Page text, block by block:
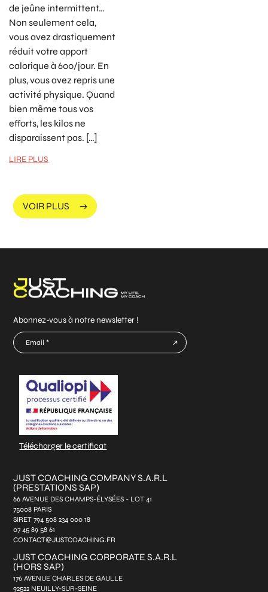
de jeûne intermittent…
Non seulement cela,
vous avez drastiquement
réduit votre apport
calorique à 600/jour. En
plus, vous avez repris une
activité physique. Quand
bien même tous vos
efforts, les kilos ne
disparaissent pas. […]
LIRE PLUS
VOIR PLUS
Abonnez-vous à notre newsletter !
E-
mail
*
Télécharger le certificat
JUST COACHING COMPANY S.A.R.L
(PRESTATIONS SAP)
66 AVENUE DES CHAMPS-ÉLYSÉES - LOT 41
75008 PARIS
SIRET 794 508 234 000 18
07 45 89 58 61
CONTACT@JUSTCOACHING.FR
JUST COACHING CORPORATE S.A.R.L
(HORS SAP)
176 AVENUE CHARLES DE GAULLE
92522 NEUILLY-SUR-SEINE